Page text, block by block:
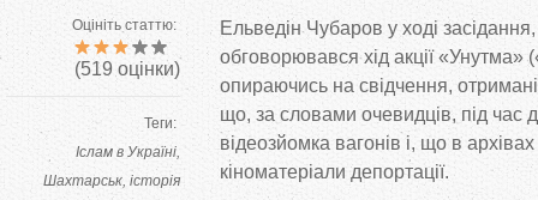
Оцініть статтю:
(519 оцінки)
Теги:
Іслам в Україні
Шахтарськ історія
Ельведін Чубаров у ході
обговорювався хід акції «Унутма»
опираючись на свідчення, отримані
що, за словами очевидців, під час
відеозйомка вагонів і, що в
кіноматеріали депортації.